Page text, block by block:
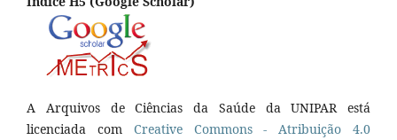
A Arquivos de Ciências da Saúde da UNIPAR está
licenciada com Creative Commons - Atribuição 4.0